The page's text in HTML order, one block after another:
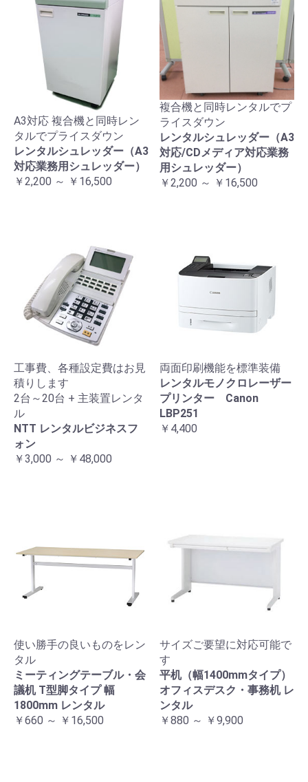
A3対応 複合機と同時レン
タルでプライスダウン
レンタルシュレッダー（A3
対応業務用シュレッダー）
￥2,200 ～ ￥16,500
複合機と同時レンタルでプ
ライスダウン
レンタルシュレッダー（A3
対応/CDメディア対応業務
用シュレッダー）
￥2,200 ～ ￥16,500
工事費、各種設定費はお見
積りします
2台～20台 + 主装置レンタ
ル
NTT レンタルビジネスフ
ォン
￥3,000 ～ ￥48,000
両面印刷機能を標準装備
レンタルモノクロレーザー
プリンター Canon
LBP251
￥4,400
使い勝手の良いものをレン
タル
ミーティングテーブル・会
議机 T型脚タイプ 幅
1800mm レンタル
￥660 ～ ￥16,500
サイズご要望に対応可能で
す
平机（幅1400mmタイプ）
オフィスデスク・事務机 レ
ンタル
￥880 ～ ￥9,900